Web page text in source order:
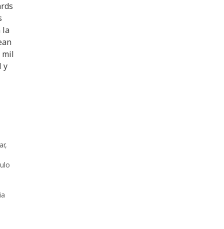
la
mil
y
,